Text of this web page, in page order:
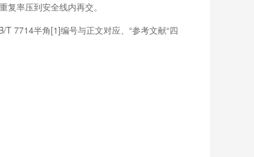
率压到安全线内再交。
7714半角[1]编号与正文对应、“参考文献“四